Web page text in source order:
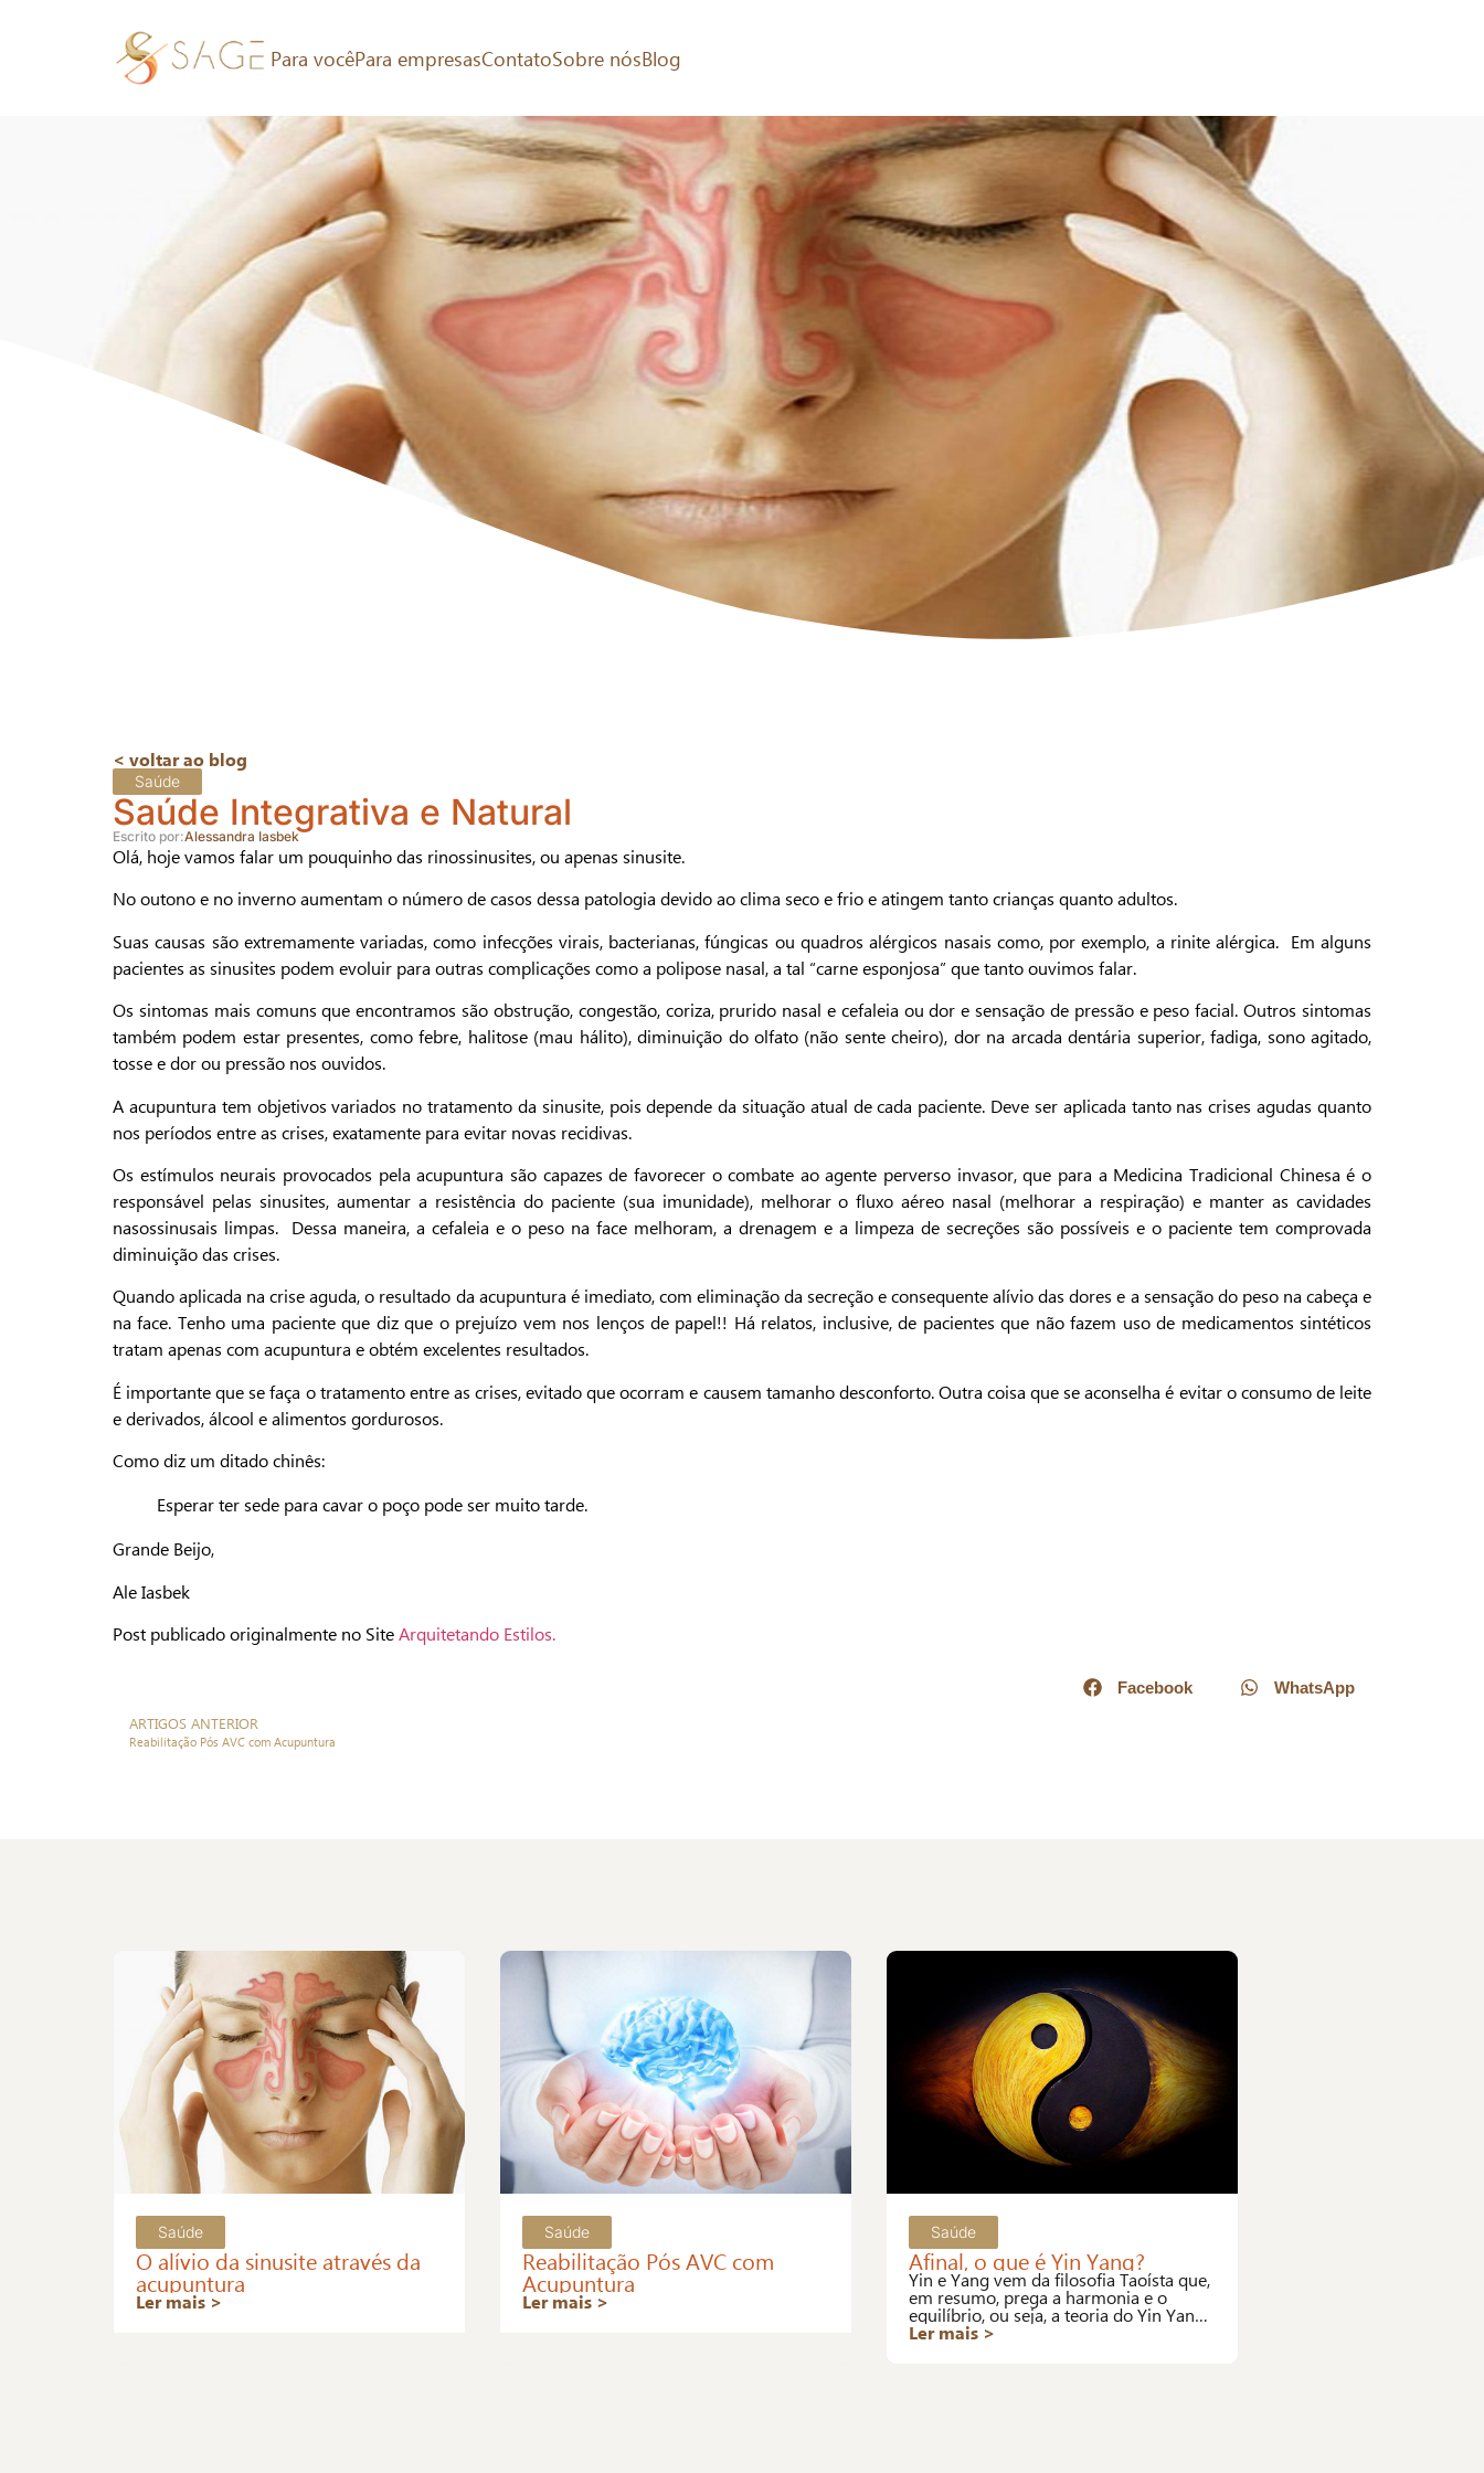
Para vocêPara empresasContatoSobre nósBlog
< voltar ao blog
Saúde
Saúde Integrativa e Natural
Escrito por:Alessandra Iasbek
Olá, hoje vamos falar um pouquinho das rinossinusites, ou apenas sinusite.
No outono e no inverno aumentam o número de casos dessa patologia devido ao clima seco e frio e atingem tanto crianças quanto adultos.
Suas causas são extremamente variadas, como infecções virais, bacterianas, fúngicas ou quadros alérgicos nasais como, por exemplo, a rinite alérgica. Em alguns
pacientes as sinusites podem evoluir para outras complicações como a polipose nasal, a tal “carne esponjosa” que tanto ouvimos falar.
Os sintomas mais comuns que encontramos são obstrução, congestão, coriza, prurido nasal e cefaleia ou dor e sensação de pressão e peso facial. Outros sintomas
também podem estar presentes, como febre, halitose (mau hálito), diminuição do olfato (não sente cheiro), dor na arcada dentária superior, fadiga, sono agitado,
tosse e dor ou pressão nos ouvidos.
A acupuntura tem objetivos variados no tratamento da sinusite, pois depende da situação atual de cada paciente. Deve ser aplicada tanto nas crises agudas quanto
nos períodos entre as crises, exatamente para evitar novas recidivas.
Os estímulos neurais provocados pela acupuntura são capazes de favorecer o combate ao agente perverso invasor, que para a Medicina Tradicional Chinesa é o
responsável pelas sinusites, aumentar a resistência do paciente (sua imunidade), melhorar o fluxo aéreo nasal (melhorar a respiração) e manter as cavidades
nasossinusais limpas. Dessa maneira, a cefaleia e o peso na face melhoram, a drenagem e a limpeza de secreções são possíveis e o paciente tem comprovada
diminuição das crises.
Quando aplicada na crise aguda, o resultado da acupuntura é imediato, com eliminação da secreção e consequente alívio das dores e a sensação do peso na cabeça e
na face. Tenho uma paciente que diz que o prejuízo vem nos lenços de papel!! Há relatos, inclusive, de pacientes que não fazem uso de medicamentos sintéticos
tratam apenas com acupuntura e obtém excelentes resultados.
É importante que se faça o tratamento entre as crises, evitado que ocorram e causem tamanho desconforto. Outra coisa que se aconselha é evitar o consumo de leite
e derivados, álcool e alimentos gordurosos.
Como diz um ditado chinês:
Esperar ter sede para cavar o poço pode ser muito tarde.
Grande Beijo,
Ale Iasbek
Post publicado originalmente no SiteArquitetando Estilos.
Facebook
WhatsApp
ARTIGOS ANTERIOR
Reabilitação Pós AVC com Acupuntura
Saúde
O alívio da sinusite através da
acupuntura
Ler mais >
Saúde
Reabilitação Pós AVC com
Acupuntura
Ler mais >
Saúde
Afinal, o que é Yin Yang?
Yin e Yang vem da filosofia Taoísta que,
em resumo, prega a harmonia e o
equilíbrio, ou seja, a teoria do Yin Yang,
traduzindo para o ocidental, nada mais
Ler mais >